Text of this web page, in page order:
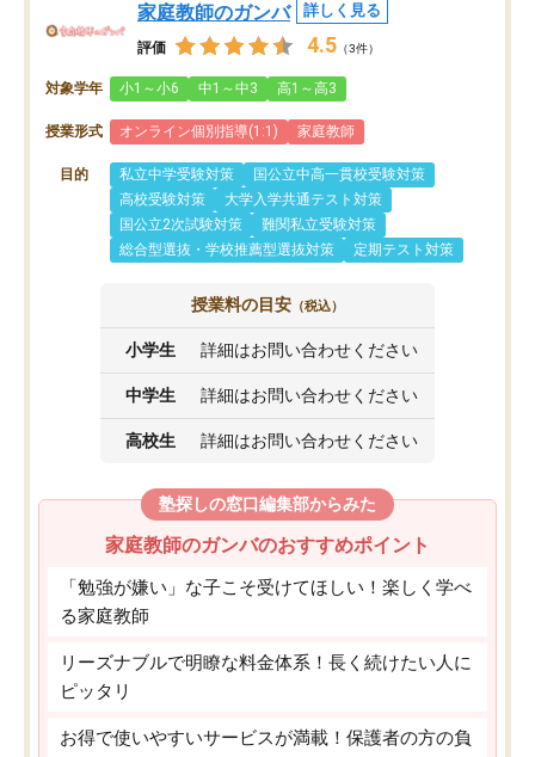
家庭教師のガンバ 詳しく見る
評価 4.5 （3件）
対象学年 小1～小6 中1～中3 高1～高3
授業形式 オンライン個別指導(1:1) 家庭教師
目的 私立中学受験対策
国公立中高一貫校受験対策
高校受験対策
大学入学共通テスト対策
国公立2次試験対策
難関私立受験対策
総合型選抜・学校推薦型選抜対策
定期テスト対策
授業料の目安 （税込）
小学生 詳細はお問い合わせください
中学生 詳細はお問い合わせください
高校生 詳細はお問い合わせください
塾探しの窓口編集部からみた
家庭教師のガンバのおすすめポイント
「勉強が嫌い」な子こそ受けてほしい！楽しく学べ
る家庭教師
リーズナブルで明瞭な料金体系！長く続けたい人に
ピッタリ
お得で使いやすいサービスが満載！保護者の方の負